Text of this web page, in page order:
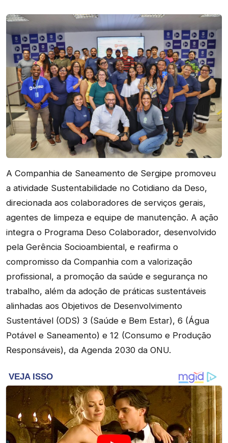
A Companhia de Saneamento de Sergipe promoveu
a atividade Sustentabilidade no Cotidiano da Deso,
direcionada aos colaboradores de serviços gerais,
agentes de limpeza e equipe de manutenção. A ação
integra o Programa Deso Colaborador, desenvolvido
pela Gerência Socioambiental, e reafirma o
compromisso da Companhia com a valorização
profissional, a promoção da saúde e segurança no
trabalho, além da adoção de práticas sustentáveis
alinhadas aos Objetivos de Desenvolvimento
Sustentável (ODS) 3 (Saúde e Bem Estar), 6 (Água
Potável e Saneamento) e 12 (Consumo e Produção
Responsáveis), da Agenda 2030 da ONU.